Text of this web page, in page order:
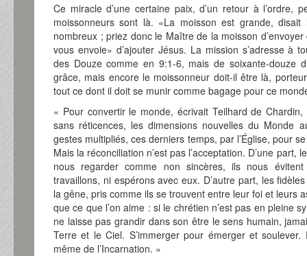
Ce miracle d’une certaine paix, d’un retour à l’ordre,
moissonneurs sont là. «La moisson est grande,
nombreux ; priez donc le Maître de la moisson
vous envoie» d’ajouter Jésus. La mission s’adresse à
des Douze comme en 9:1-6, mais de soixante-douze
grâce, mais encore le moissonneur doit-il être là,
tout ce dont il doit se munir comme bagage pour ce
« Pour convertir le monde, écrivait Teilhard de
sans réticences, les dimensions nouvelles du Monde
gestes multipliés, ces derniers temps, par l’Église, pour
Mais la réconciliation n’est pas l’acceptation. D’une
nous regarder comme non sincères, ils nous
travaillons, ni espérons avec eux. D’autre part, les
la gêne, pris comme ils se trouvent entre leur foi et leurs
que ce que l’on aime : si le chrétien n’est pas en pleine
ne laisse pas grandir dans son être le sens humain,
Terre et le Ciel. S’immerger pour émerger et soulever.
même de l’Incarnation. »